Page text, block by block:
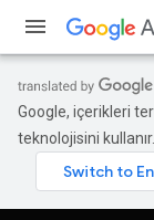
Google, içerikleri
teknolojisini